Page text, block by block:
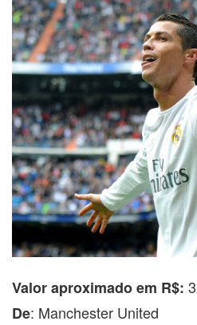
Valor aproximado em R$:
De: Manchester United